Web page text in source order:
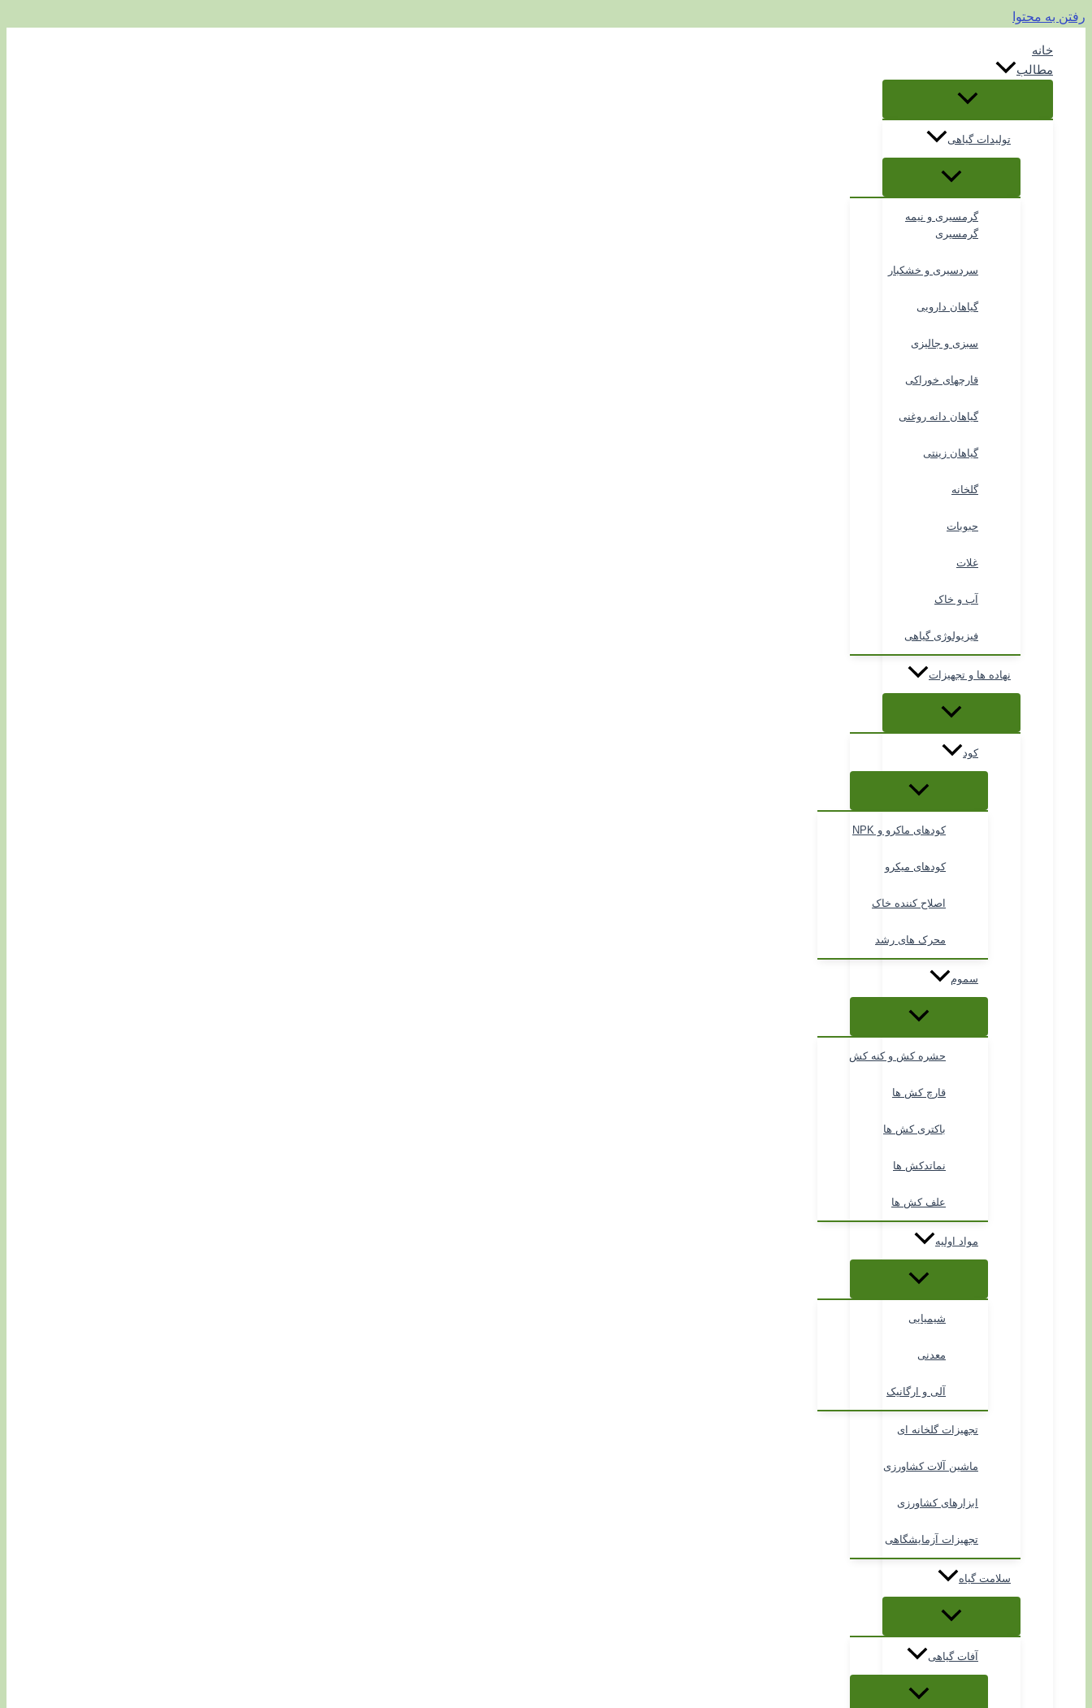
رفتن به محتوا
خانه
مطالب
تولیدات گیاهی
گرمسیری و نیمه
گرمسیری
سردسیری و خشکبار
گیاهان دارویی
سبزی و جالیزی
قارچهای خوراکی
گیاهان دانه روغنی
گیاهان زینتی
گلخانه
حبوبات
غلات
آب و خاک
فیزیولوژی گیاهی
نهاده ها و تجهیزات
کود
کودهای ماکرو و NPK
کودهای میکرو
اصلاح کننده خاک
محرک های رشد
سموم
حشره کش و کنه کش
قارچ کش ها
باکتری کش ها
نماتدکش ها
علف کش ها
مواد اولیه
شیمیایی
معدنی
آلی و ارگانیک
تجهیزات گلخانه ای
ماشین آلات کشاورزی
ابزارهای کشاورزی
تجهیزات آزمایشگاهی
سلامت گیاه
آفات گیاهی